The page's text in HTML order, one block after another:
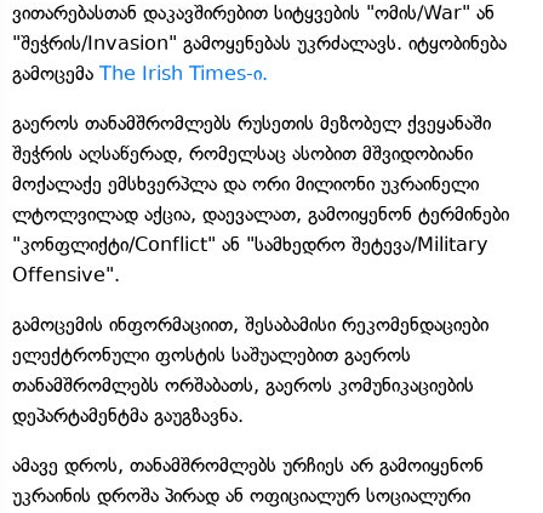
ვითარებასთან დაკავშირებით სიტყვების "ომის/War" ან
"შეჭრის/Invasion" გამოყენებას უკრძალავს. იტყობინება
გამოცემა The Irish Times-ი.
გაეროს თანამშრომლებს რუსეთის მეზობელ ქვეყანაში
შეჭრის აღსაწერად, რომელსაც ასობით მშვიდობიანი
მოქალაქე ემსხვერპლა და ორი მილიონი უკრაინელი
ლტოლვილად აქცია, დაევალათ, გამოიყენონ ტერმინები
"კონფლიქტი/Conflict" ან "სამხედრო შეტევა/Military
Offensive".
გამოცემის ინფორმაციით, შესაბამისი რეკომენდაციები
ელექტრონული ფოსტის საშუალებით გაეროს
თანამშრომლებს ორშაბათს, გაეროს კომუნიკაციების
დეპარტამენტმა გაუგზავნა.
ამავე დროს, თანამშრომლებს ურჩიეს არ გამოიყენონ
უკრაინის დროშა პირად ან ოფიციალურ სოციალური